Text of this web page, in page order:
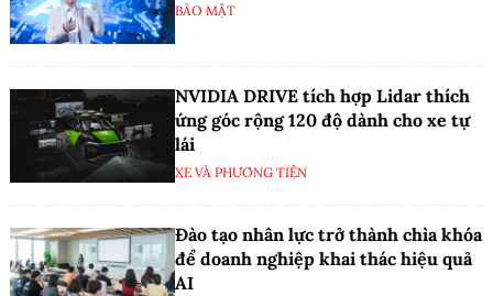
BẢO MẬT
NVIDIA DRIVE tích hợp Lidar thích
ứng góc rộng 120 độ dành cho xe tự
lái
XE VÀ PHƯƠNG TIỆN
Đào tạo nhân lực trở thành chìa khóa
để doanh nghiệp khai thác hiệu quả
AI